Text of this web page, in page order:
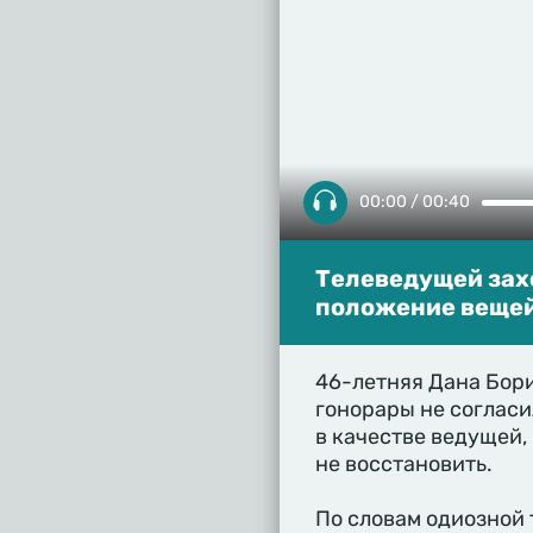
00:00 / 00:40
Телеведущей
положение
46-летняя Дана
гонорары не
в качестве
не восстановить.
По словам одиозной